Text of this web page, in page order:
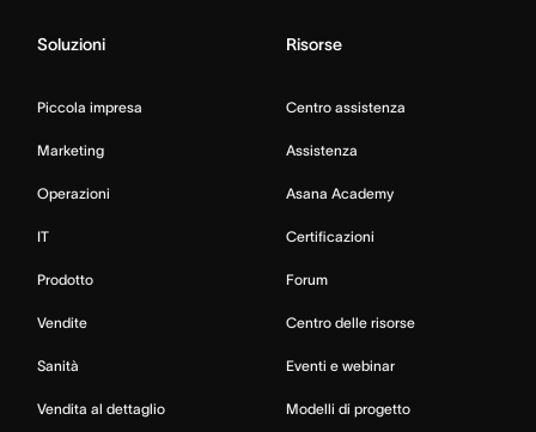
Soluzioni
Piccola impresa
Marketing
Operazioni
IT
Prodotto
Vendite
Sanità
Vendita al dettaglio
Risorse
Centro assistenza
Assistenza
Asana Academy
Certificazioni
Forum
Centro delle risorse
Eventi e webinar
Modelli di progetto